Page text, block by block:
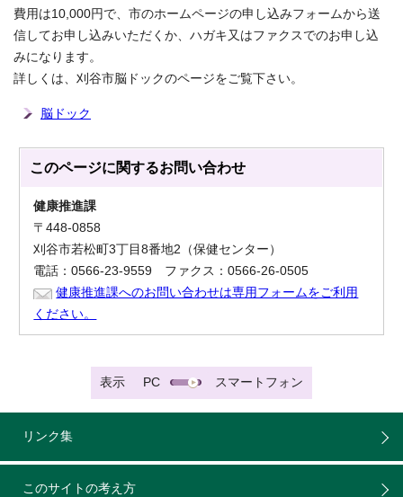
費用は10,000円で、市のホームページの申し込みフォームから送
信してお申し込みいただくか、ハガキ又はファクスでのお申し込
みになります。
詳しくは、刈谷市脳ドックのページをご覧下さい。
脳ドック
このページに関するお問い合わせ
健康推進課
〒448-0858
刈谷市若松町3丁目8番地2（保健センター）
電話：0566-23-9559 ファクス：0566-26-0505
健康推進課へのお問い合わせは専用フォームをご利用
ください。
表示 PC スマートフォン
リンク集
このサイトの考え方